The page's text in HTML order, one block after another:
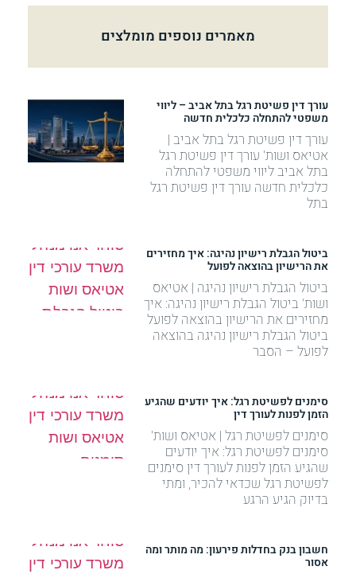
מאמרים נוספים מומלצים
עורך דין פשיטת רגל בתל אביב – ליווי
משפטי להתחלה כלכלית חדשה
עורך דין פשיטת רגל בתל אביב |
אטיאס ושות' עורך דין פשיטת רגל
בתל אביב ליווי משפטי להתחלה
כלכלית חדשה עורך דין פשיטת רגל
בתל
ביטול הגבלת רישיון נהיגה: איך מחזירים
את הרישיון בהוצאה לפועל
ביטול הגבלת רישיון נהיגה | אטיאס
ושות' ביטול הגבלת רישיון נהיגה: איך
מחזירים את הרישיון בהוצאה לפועל
ביטול הגבלת רישיון נהיגה בהוצאה
לפועל – הסבר
סימנים לפשיטת רגל: איך יודעים שהגיע
הזמן לפנות לעורך דין
סימנים לפשיטת רגל | אטיאס ושות'
סימנים לפשיטת רגל: איך יודעים
שהגיע הזמן לפנות לעורך דין סימנים
לפשיטת רגל שכדאי להכיר, ומתי
בדיוק הגיע הרגע
חשבון בנק בחדלות פירעון: מה מותר ומה
אסור